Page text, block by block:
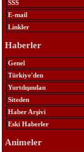
SSS
E-mail
Linkler
Haberler
Genel
Türkiye'den
Yurtdışından
Siteden
Haber Arşivi
Eski Haberler
Animeler